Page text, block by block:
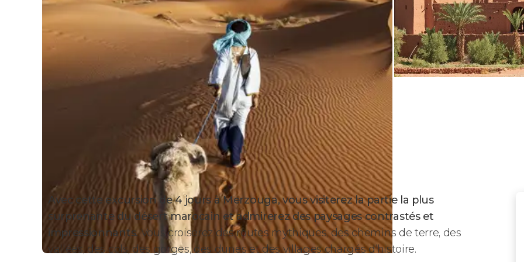
Avec cette excursion de 4 jours à Merzouga, vous visiterez la partie la plus
surprenante du désert marocain et admirerez des paysages contrastés et
impressionnants.Vous croiserez des routes mythiques, des chemins de terre, des
vallées, des cols, des gorges, des dunes et des villages chargés d’histoire.